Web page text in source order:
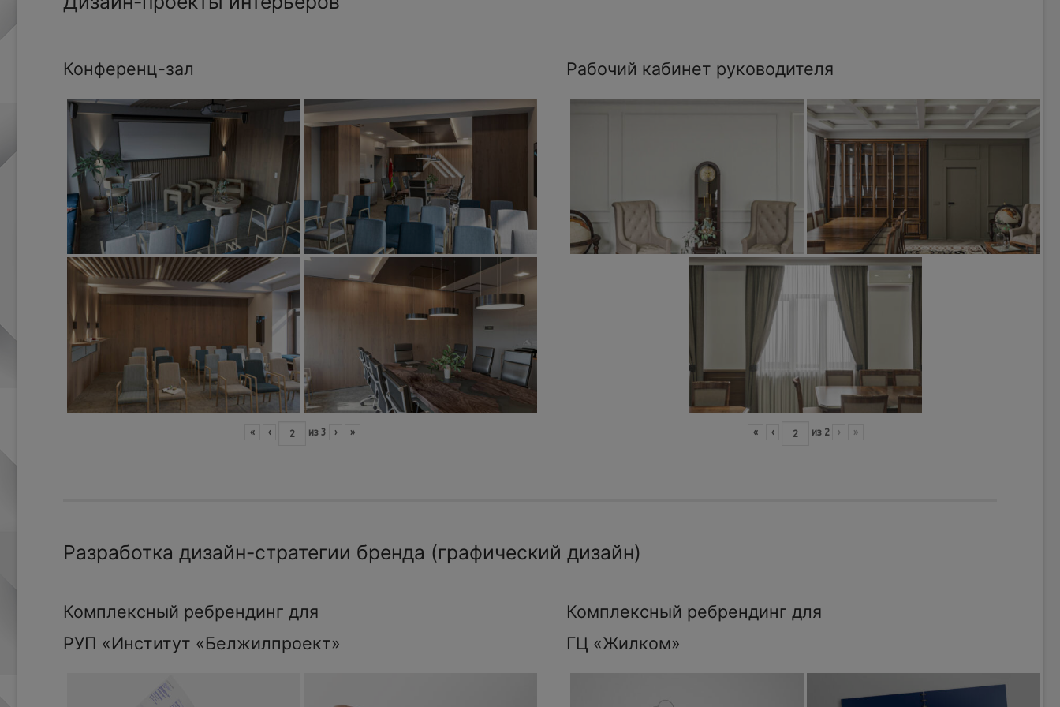
Конференц-зал
« ‹ из 3 › »
Рабочий кабинет руководителя
« ‹ из 2 › »
Разработка дизайн-стратегии бренда (графический дизайн)
Комплексный ребрендинг для
РУП «Институт «Белжилпроект»
Комплексный ребрендинг для
ГЦ «Жилком»